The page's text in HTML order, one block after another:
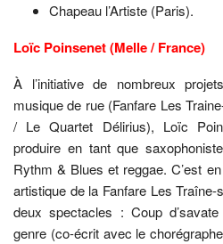
Chapeau l’Artiste (Paris).
Loïc Poinsenet (Melle / France)
À l’initiative de nombreux
musique de rue (Fanfare Les
/ Le Quartet Délirius), Loïc
produire en tant que
Rythm & Blues et reggae. C’est
artistique de la Fanfare Les
deux spectacles : Coup
genre (co-écrit avec le